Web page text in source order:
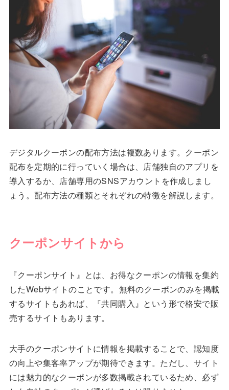
デジタルクーポンの配布方法は複数あります。クーポン
配布を定期的に行っていく場合は、店舗独自のアプリを
導入するか、店舗専用のSNSアカウントを作成しまし
ょう。配布方法の種類とそれぞれの特徴を解説します。
クーポンサイトから
『クーポンサイト』とは、お得なクーポンの情報を集約
したWebサイトのことです。無料のクーポンのみを掲載
するサイトもあれば、『共同購入』という形で格安で販
売するサイトもあります。
大手のクーポンサイトに情報を掲載することで、認知度
の向上や集客率アップが期待できます。ただし、サイト
には魅力的なクーポンが多数掲載されているため、必ず